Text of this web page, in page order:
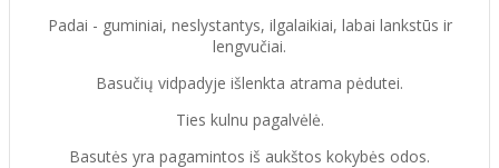
Padai - guminiai, neslystantys, ilgalaikiai, labai lankstūs ir
lengvučiai.
Basučių vidpadyje išlenkta atrama pėdutei.
Ties kulnu pagalvėlė.
Basutės yra pagamintos iš aukštos kokybės odos.